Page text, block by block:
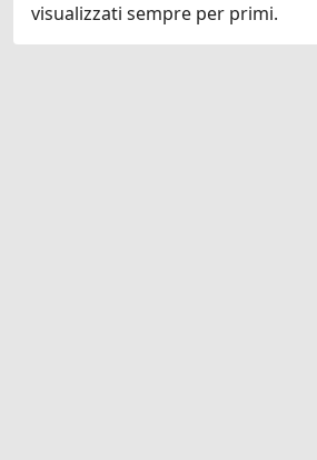
visualizzati sempre per primi.